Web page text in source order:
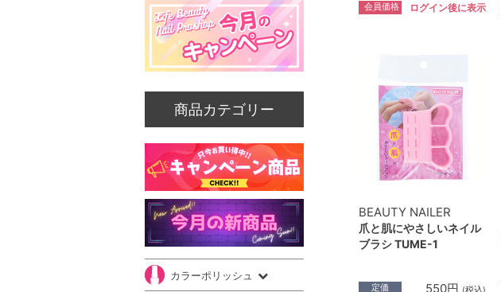
会員価格 ログイン後に表示
BEAUTY NAILER
爪と肌にやさしいネイル
ブラシ TUME-1
定価 550円 (税込)
商品カテゴリー
カラーポリッシュ